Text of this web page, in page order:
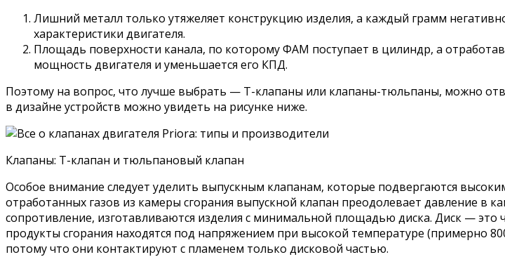
Лишний металл только утяжеляет конструкцию изделия, а каждый грамм
характеристики двигателя.
Площадь поверхности канала, по которому ФАМ поступает в цилиндр, а
мощность двигателя и уменьшается его КПД.
Поэтому на вопрос, что лучше выбрать — Т-клапаны или клапаны-тюльпаны, можно
в дизайне устройств можно увидеть на рисунке ниже.
Клапаны: Т-клапан и тюльпановый клапан
Особое внимание следует уделить выпускным клапанам, которые подвергаются
отработанных газов из камеры сгорания выпускной клапан преодолевает давление в
сопротивление, изготавливаются изделия с минимальной площадью диска. Диск — это
продукты сгорания находятся под напряжением при высокой температуре (примерно
потому что они контактируют с пламенем только дисковой частью.